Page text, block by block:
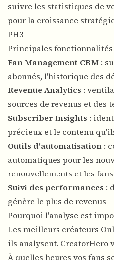
suivre les statistiques de
pour la croissance
PH3
Principales fonctionnalités
Fan Management CRM :
abonnés, l'historique des
Revenue Analytics :
sources de revenus et des
Subscriber Insights :
précieux et le contenu
Outils d'automatisation :
automatiques pour les
renouvellements et les
Suivi des performances :
génère le plus de revenus
Pourquoi l'analyse est
Les meilleurs créateurs
ils analysent. CreatorHero
À quelles heures vos fans